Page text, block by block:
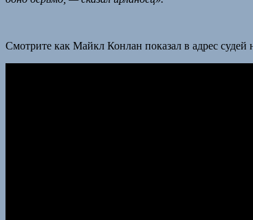
Смотрите как Майкл Конлан показал в адрес